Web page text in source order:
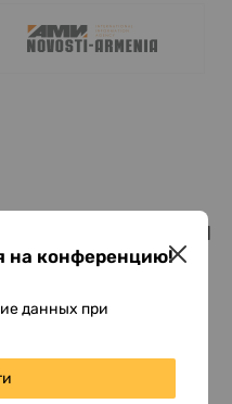
и
на конференцию!
данных при